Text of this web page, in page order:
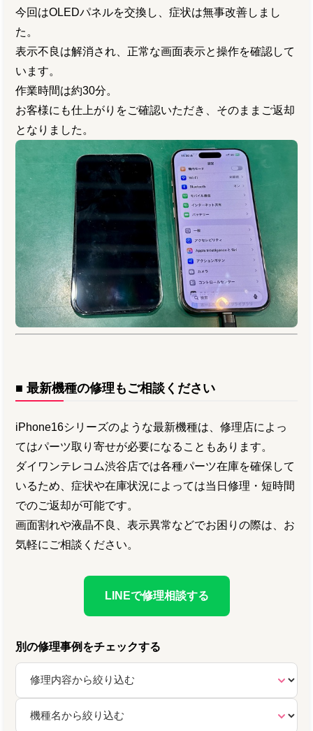
今回はOLEDパネルを交換し、症状は無事改善しまし
た。
表示不良は解消され、正常な画面表示と操作を確認して
います。
作業時間は約30分。
お客様にも仕上がりをご確認いただき、そのままご返却
となりました。
■ 最新機種の修理もご相談ください
iPhone16シリーズのような最新機種は、修理店によっ
てはパーツ取り寄せが必要になることもあります。
ダイワンテレコム渋谷店では各種パーツ在庫を確保して
いるため、症状や在庫状況によっては当日修理・短時間
でのご返却が可能です。
画面割れや液晶不良、表示異常などでお困りの際は、お
気軽にご相談ください。
LINEで修理相談する
別の修理事例をチェックする